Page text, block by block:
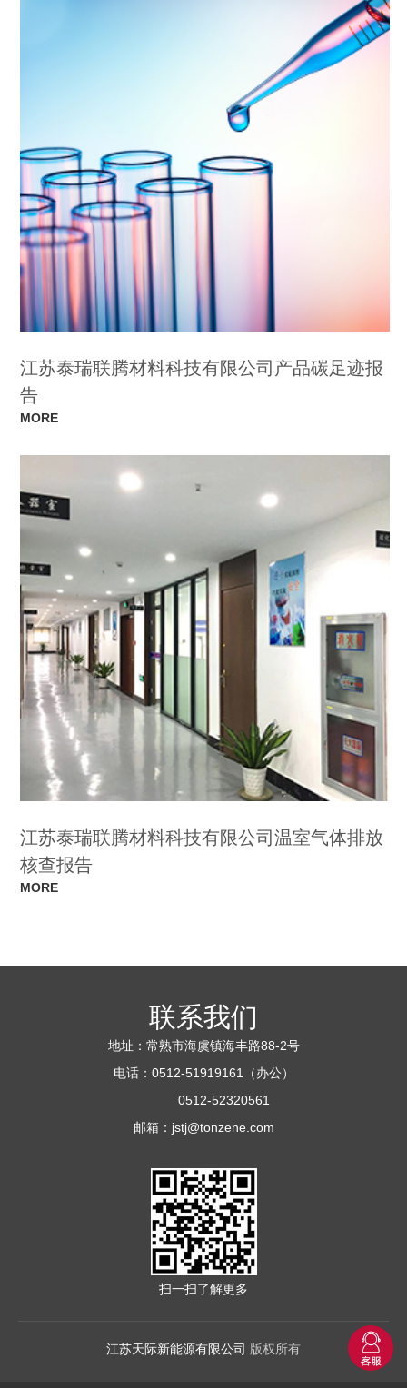
江苏泰瑞联腾材料科技有限公司产品碳足迹报
告
MORE
江苏泰瑞联腾材料科技有限公司温室气体排放
核查报告
MORE
联系我们
地址：常熟市海虞镇海丰路88-2号
电话：0512-51919161（办公）
0512-52320561
邮箱： jstj@tonzene.com
扫一扫了解更多
江苏天际新能源有限公司 版权所有